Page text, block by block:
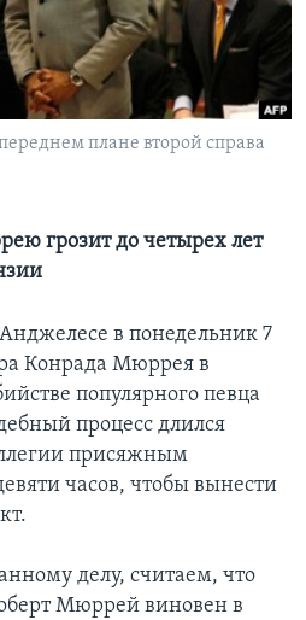
плане второй справа
грозит до четырех лет
в понедельник 7
Конрада Мюррея в
популярного певца
процесс длился
присяжным
часов, чтобы вынести
делу, считаем, что
Мюррей виновен в